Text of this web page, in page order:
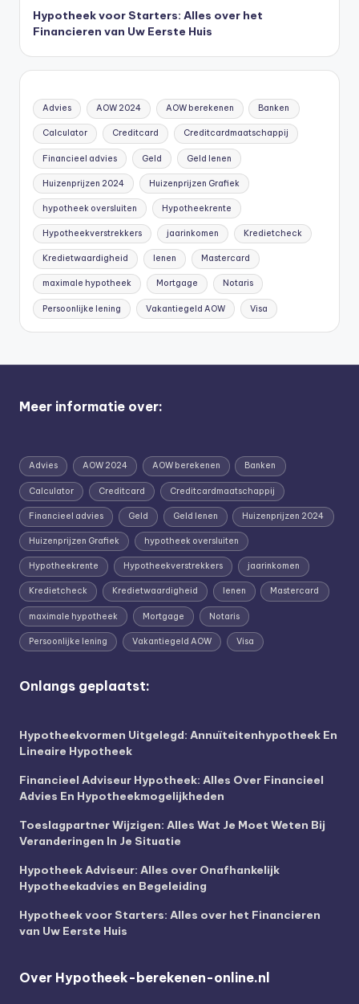
Hypotheek voor Starters: Alles over het
Financieren van Uw Eerste Huis
Advies AOW 2024 AOW berekenen Banken
Calculator Creditcard Creditcardmaatschappij
Financieel advies Geld Geld lenen
Huizenprijzen 2024 Huizenprijzen Grafiek
hypotheek oversluiten Hypotheekrente
Hypotheekverstrekkers jaarinkomen Kredietcheck
Kredietwaardigheid lenen Mastercard
maximale hypotheek Mortgage Notaris
Persoonlijke lening Vakantiegeld AOW Visa
Meer informatie over:
Advies AOW 2024 AOW berekenen Banken
Calculator Creditcard Creditcardmaatschappij
Financieel advies Geld Geld lenen Huizenprijzen 2024
Huizenprijzen Grafiek hypotheek oversluiten
Hypotheekrente Hypotheekverstrekkers jaarinkomen
Kredietcheck Kredietwaardigheid lenen Mastercard
maximale hypotheek Mortgage Notaris
Persoonlijke lening Vakantiegeld AOW Visa
Onlangs geplaatst:
Hypotheekvormen Uitgelegd: Annuïteitenhypotheek En
Lineaire Hypotheek
Financieel Adviseur Hypotheek: Alles Over Financieel
Advies En Hypotheekmogelijkheden
Toeslagpartner Wijzigen: Alles Wat Je Moet Weten Bij
Veranderingen In Je Situatie
Hypotheek Adviseur: Alles over Onafhankelijk
Hypotheekadvies en Begeleiding
Hypotheek voor Starters: Alles over het Financieren
van Uw Eerste Huis
Over Hypotheek-berekenen-online.nl